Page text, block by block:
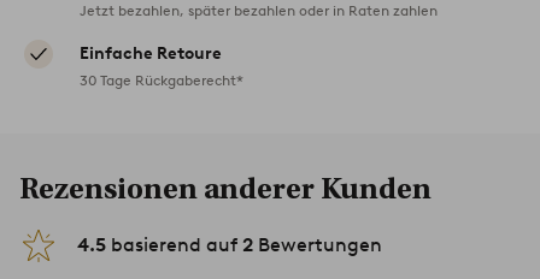
Jetzt bezahlen, später bezahlen oder in Raten zahlen
Einfache Retoure
30 Tage Rückgaberecht*
Rezensionen anderer Kunden
4.5 basierend auf 2 Bewertungen